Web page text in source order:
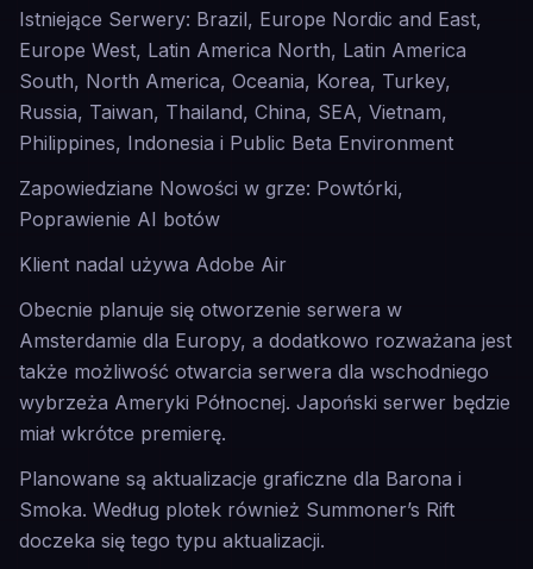
Istniejące Serwery: Brazil, Europe Nordic and East,
Europe West, Latin America North, Latin America
South, North America, Oceania, Korea, Turkey,
Russia, Taiwan, Thailand, China, SEA, Vietnam,
Philippines, Indonesia i Public Beta Environment
Zapowiedziane Nowości w grze: Powtórki,
Poprawienie AI botów
Klient nadal używa Adobe Air
Obecnie planuje się otworzenie serwera w
Amsterdamie dla Europy, a dodatkowo rozważana jest
także możliwość otwarcia serwera dla wschodniego
wybrzeża Ameryki Północnej. Japoński serwer będzie
miał wkrótce premierę.
Planowane są aktualizacje graficzne dla Barona i
Smoka. Według plotek również Summoner’s Rift
doczeka się tego typu aktualizacji.